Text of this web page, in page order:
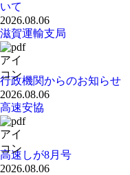
いて
2026.08.06
滋賀運輸支局
行政機関からのお知らせ
2026.08.06
高速安協
高速しが8月号
2026.08.06